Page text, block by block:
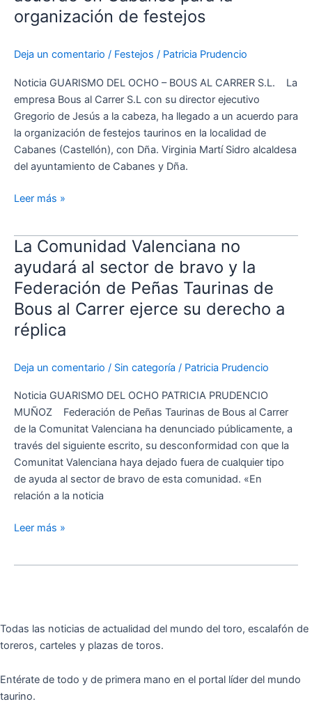
organización de festejos
Deja un comentario / Festejos / Patricia Prudencio
Noticia GUARISMO DEL OCHO – BOUS AL CARRER S.L. La
empresa Bous al Carrer S.L con su director ejecutivo
Gregorio de Jesús a la cabeza, ha llegado a un acuerdo para
la organización de festejos taurinos en la localidad de
Cabanes (Castellón), con Dña. Virginia Martí Sidro alcaldesa
del ayuntamiento de Cabanes y Dña.
Carrer
S.L.
un
en
Cabanes
para
la
organización
de
Leer más »
La Comunidad Valenciana no
ayudará al sector de bravo y la
Federación de Peñas Taurinas de
Bous al Carrer ejerce su derecho a
réplica
Deja un comentario / Sin categoría / Patricia Prudencio
Noticia GUARISMO DEL OCHO PATRICIA PRUDENCIO
MUÑOZ Federación de Peñas Taurinas de Bous al Carrer
de la Comunitat Valenciana ha denunciado públicamente, a
través del siguiente escrito, su desconformidad con que la
Comunitat Valenciana haya dejado fuera de cualquier tipo
de ayuda al sector de bravo de esta comunidad. «En
relación a la noticia
La
Comunidad
Valenciana
no
ayudará
al
de
bravo
y
la
Federación
de
Peñas
Taurinas
de
al
réplica
Leer más »
Todas las noticias de actualidad del mundo del toro, escalafón de
toreros, carteles y plazas de toros.
Entérate de todo y de primera mano en el portal líder del mundo
taurino.